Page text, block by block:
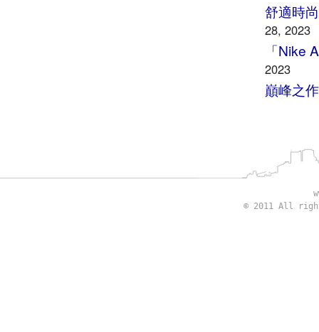
舒適時
28, 2023
「Nike
2023
巔峰之
© 2011 All